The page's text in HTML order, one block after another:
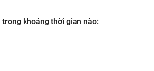
khoảng thời gian nào: